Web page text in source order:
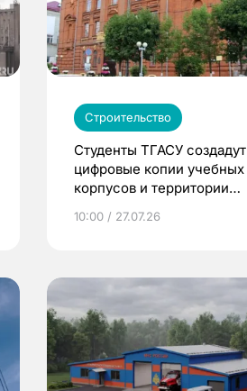
Строительство
Студенты ТГАСУ создадут
цифровые копии учебных
корпусов и территории
10:00 / 27.07.26